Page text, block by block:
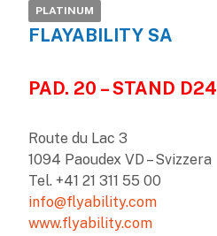
PLATINUM
FLAYABILITY SA
PAD. 20 – STAND D24
Route du Lac 3
1094 Paoudex VD – Svizzera
Tel. +41 21 311 55 00
info@flyability.com
www.flyability.com